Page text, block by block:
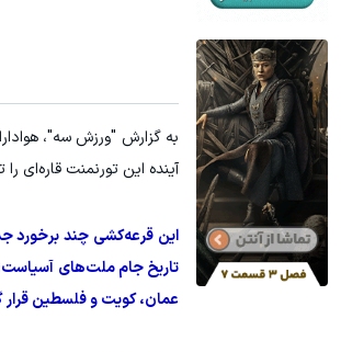
آینده این تورنمنت
این قرعه‌کشی چند برخورد
تاریخ جام ملت‌های آسیاست؛
عمان، کویت و فلسطین